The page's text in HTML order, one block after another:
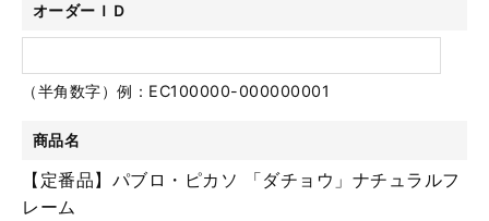
オーダーＩＤ
（半角数字）例：EC100000-000000001
商品名
【定番品】パブロ・ピカソ 「ダチョウ」ナチュラルフ
レーム